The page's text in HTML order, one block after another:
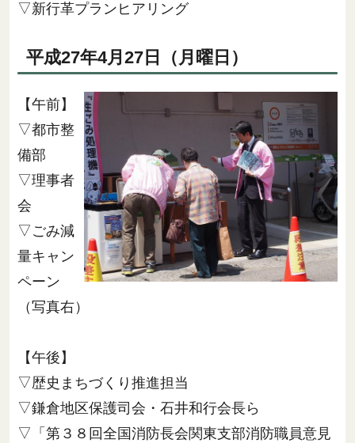
▽新行革プランヒアリング
平成27年4月27日（月曜日）
【午前】
▽都市整
備部
▽理事者
会
▽ごみ減
量キャン
ペーン
（写真右）
【午後】
▽歴史まちづくり推進担当
▽鎌倉地区保護司会・石井和行会長ら
▽「第３８回全国消防長会関東支部消防職員意見